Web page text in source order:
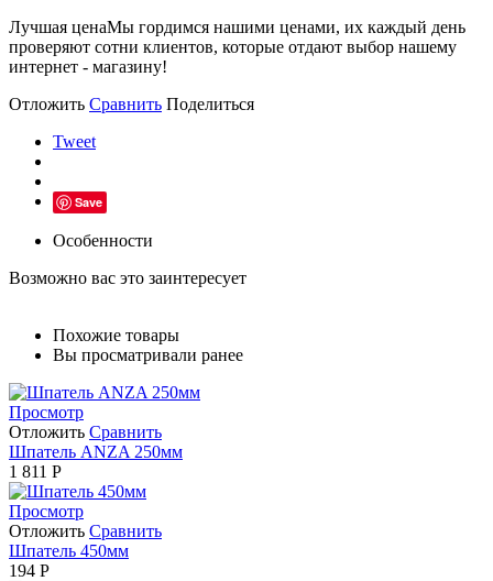
Лучшая ценаМы гордимся нашими ценами, их каждый день
проверяют сотни клиентов, которые отдают выбор нашему
интернет - магазину!
Отложить Сравнить Поделиться
Tweet
Save
Особенности
Возможно вас это заинтересует
Похожие товары
Вы просматривали ранее
Просмотр
Отложить Сравнить
Шпатель ANZA 250мм
1 811 Р
Просмотр
Отложить Сравнить
Шпатель 450мм
194 Р